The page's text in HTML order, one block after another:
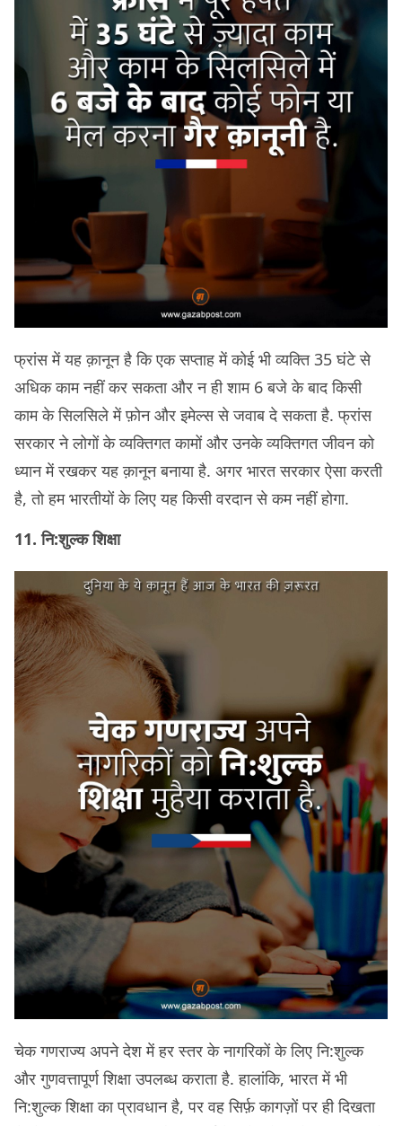
फ्रांस में यह क़ानून है कि एक सप्ताह में कोई भी व्यक्ति 35 घंटे से
अधिक काम नहीं कर सकता और न ही शाम 6 बजे के बाद किसी
काम के सिलसिले में फ़ोन और इमेल्स से जवाब दे सकता है. फ्रांस
सरकार ने लोगों के व्यक्तिगत कामों और उनके व्यक्तिगत जीवन को
ध्यान में रखकर यह क़ानून बनाया है. अगर भारत सरकार ऐसा करती
है, तो हम भारतीयों के लिए यह किसी वरदान से कम नहीं होगा.
11. नि:शुल्क शिक्षा
चेक गणराज्य अपने देश में हर स्तर के नागरिकों के लिए नि:शुल्क
और गुणवत्तापूर्ण शिक्षा उपलब्ध कराता है. हालांकि, भारत में भी
नि:शुल्क शिक्षा का प्रावधान है, पर वह सिर्फ़ कागज़ों पर ही दिखता